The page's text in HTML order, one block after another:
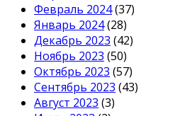
Февраль 2024(37)
Январь 2024(28)
Декабрь 2023 (42)
Ноябрь 2023 (50)
Октябрь 2023 (57)
Сентябрь 2023 (43)
Август 2023 (3)